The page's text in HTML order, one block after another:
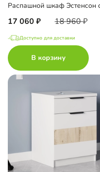
17 060 18 960
Доступно для доставки
В корзину